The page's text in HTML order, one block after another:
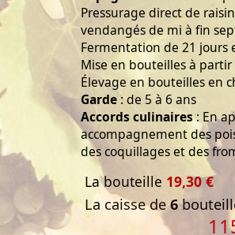
Pressurage direct de
vendangés de mi à fin
Fermentation de 21 jours
Mise en bouteilles à
Élevage en bouteilles en
Garde: de 5 à 6 ans
Accords culinaires: En
accompagnement des
des coquillages et des
La bouteille 19,30 €
La caisse de6